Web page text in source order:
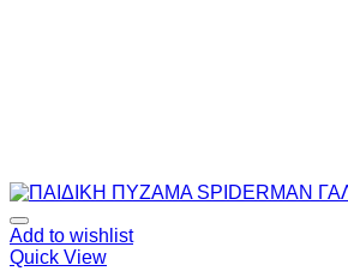
Add to wishlist
Quick View